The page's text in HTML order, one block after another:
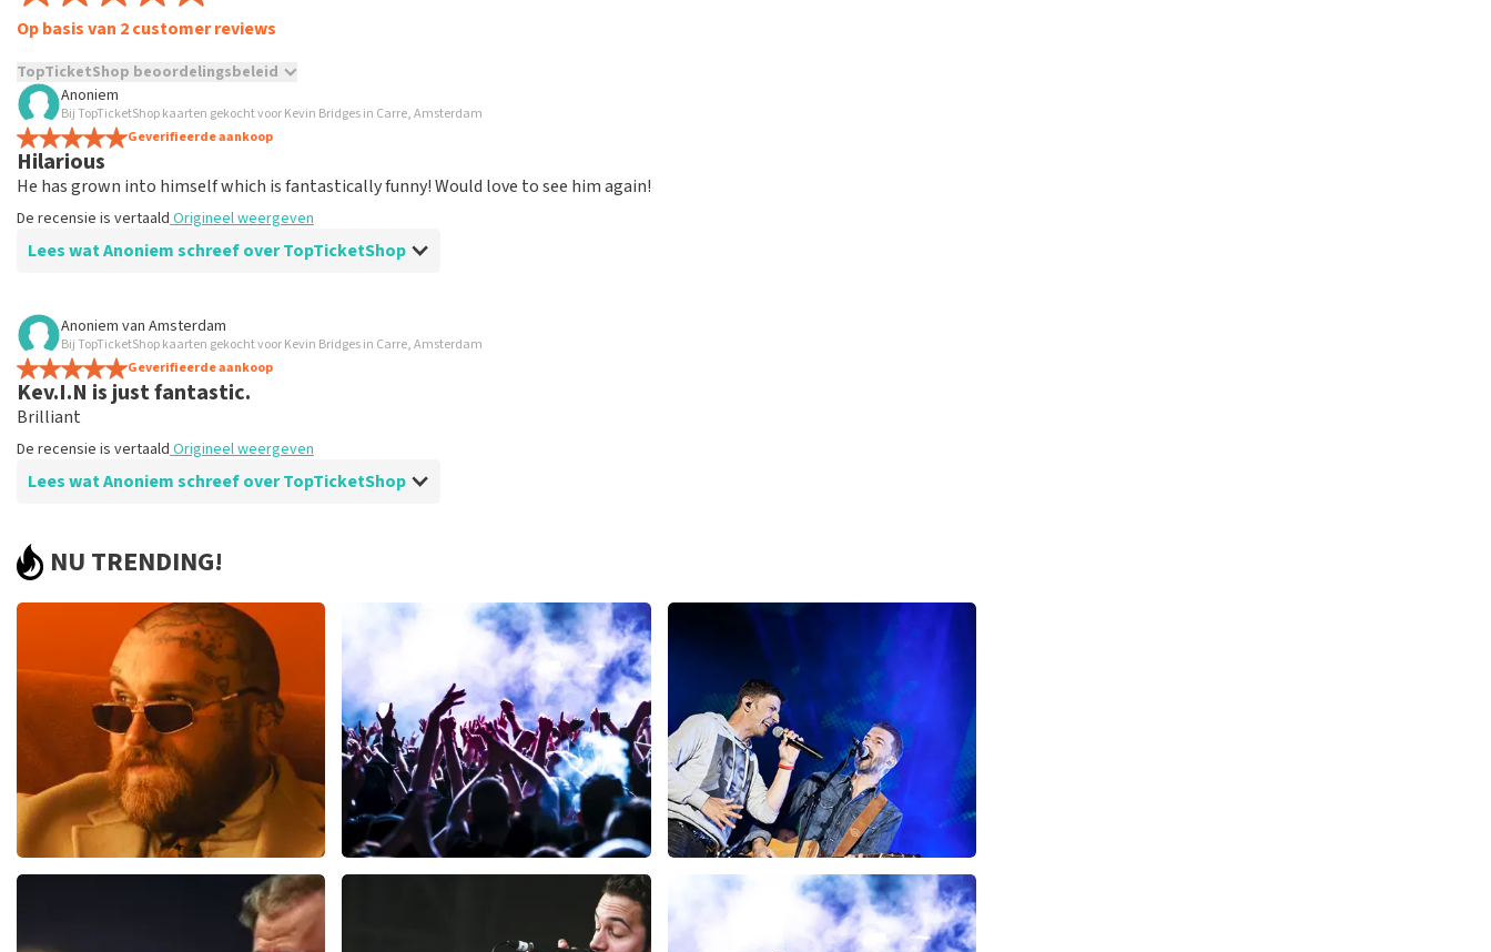
Op basis van 2 customer reviews
TopTicketShop beoordelingsbeleid
TopTicketShop verzamelt reviews van echte klanten. Het is niet mogelijk om een review achter te laten als je geen tickets
hebt aangeschaft bij TopTicketShop. Reviews met grof taalgebruik en/of onwaarheden worden niet geplaatst. Het kan enkele
weken duren voordat een review wordt geplaatst.
Anoniem
Bij TopTicketShop kaarten gekocht voor Kevin Bridges in Carre, Amsterdam
Geverifieerde aankoop
Hilarious
He has grown into himself which is fantastically funny! Would love to see him again!
De recensie is vertaald Origineel weergeven
Lees wat Anoniem schreef over TopTicketShop
Beoordeling van Anoniem over
Prima
De recensie is vertaald Origineel weergeven
Anoniem van Amsterdam
Bij TopTicketShop kaarten gekocht voor Kevin Bridges in Carre, Amsterdam
Geverifieerde aankoop
Kev.I.N is just fantastic.
Brilliant
De recensie is vertaald Origineel weergeven
Lees wat Anoniem schreef over TopTicketShop
De recensie is vertaaldOrigineel weergeven
NU TRENDING!
Clouseau
laatste 30 minuten